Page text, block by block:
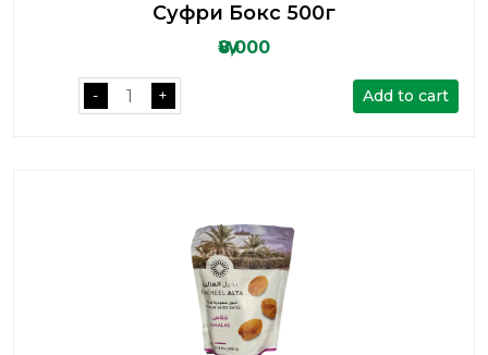
Суфри Бокс 500г
₩8,000
- + Add to cart